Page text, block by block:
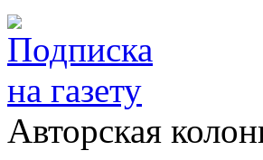
Авторская